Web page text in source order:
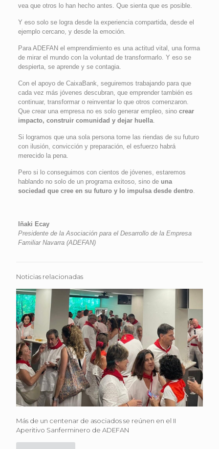
vea que otros lo han hecho antes. Que sienta que es posible.
Y eso solo se logra desde la experiencia compartida, desde el
ejemplo cercano, y desde la emoción.
Para ADEFAN el emprendimiento es una actitud vital, una forma
de mirar el mundo con la voluntad de transformarlo. Y eso se
despierta, se aprende y se contagia.
Con el apoyo de CaixaBank, seguiremos trabajando para que
cada vez más jóvenes descubran, que emprender también es
continuar, transformar o reinventar lo que otros comenzaron.
Que crear una empresa no es solo generar empleo, sino crear
impacto, construir comunidad y dejar huella.
Si logramos que una sola persona tome las riendas de su futuro
con ilusión, convicción y preparación, el esfuerzo habrá
merecido la pena.
Pero si lo conseguimos con cientos de jóvenes, estaremos
hablando no solo de un programa exitoso, sino de una
sociedad que cree en su futuro y lo impulsa desde dentro.
Iñaki Ecay
Presidente de la Asociación para el Desarrollo de la Empresa
Familiar Navarra (ADEFAN)
Noticias relacionadas
Más de un centenar de asociados se reúnen en el II
Aperitivo Sanferminero de ADEFAN